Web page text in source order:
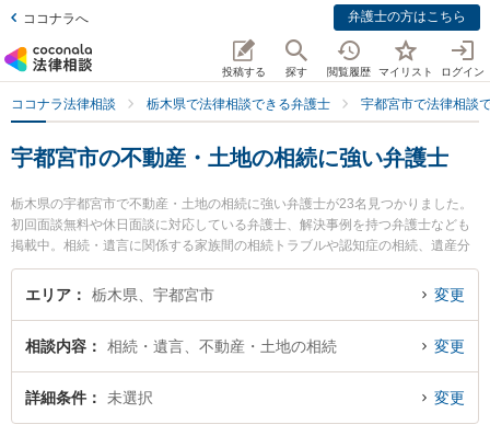
ココナラへ 弁護士の方はこちら
投稿する 探す 閲覧履歴 マイリスト ログイン
ココナラ法律相談 栃木県で法律相談できる弁護士 宇都宮市で法律相談
宇都宮市の不動産・土地の相続に強い弁護士
栃木県の宇都宮市で不動産・土地の相続に強い弁護士が23名見つかりました。
初回面談無料や休日面談に対応している弁護士、解決事例を持つ弁護士なども
掲載中。相続・遺言に関係する家族間の相続トラブルや認知症の相続、遺産分
割等の細かな分野での絞り込み検索もでき便利です。特に弁護士法人ALG＆Ass
ociates 宇都宮法律事務所の山本 祐輔弁護士や弁護士法人高木・尾畑法律事務
夜間に発生した不動産・土地の相続のトラブルを今すぐに弁護士に相談した
い』『不動産・土地の相続のトラブル解決の実績豊富な近くの弁護士を検索し
たい』『初回相談無料で不動産・土地の相続を法律相談できる宇都宮市内の弁
エリア 栃木県、宇都宮市 変更
相談内容 相続・遺言、不動産・土地の相続 変更
詳細条件 未選択 変更